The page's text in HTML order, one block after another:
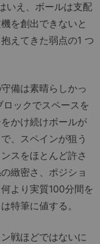
いえ、ボールは支配
を創出できないと
えてきた弱点の1 つ
備は素晴らしかっ
ックでスペースを
かけ続けボールが
、スペインが狙う
スをほとんど許さ
緻密さ、ポジショ
より実質100分間を
特筆に値する。
戦ほどではないに